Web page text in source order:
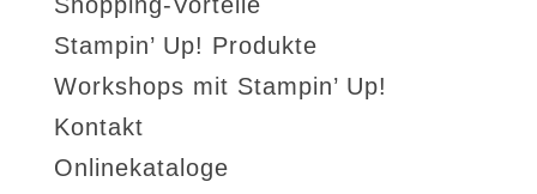
Stampin’ Up! Produkte
Workshops mit Stampin’ Up!
Kontakt
Onlinekataloge